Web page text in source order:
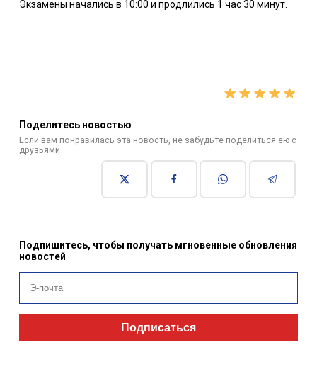
Экзамены начались в 10:00 и продлились 1 час 30 минут.
Поделитесь новостью
Если вам понравилась эта новость, не забудьте поделиться ею с
друзьями
Подпишитесь, чтобы получать мгновенные обновления
новостей
Подписаться